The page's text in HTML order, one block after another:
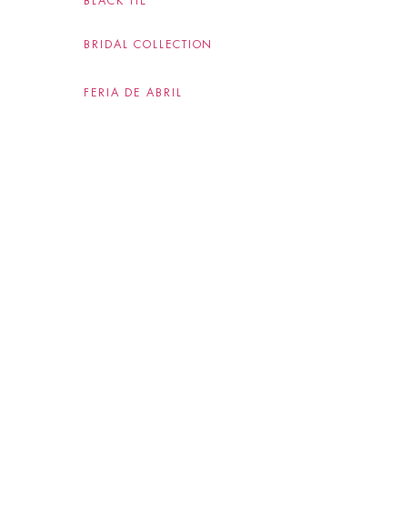
BRIDAL COLLECTION
FERIA DE ABRIL